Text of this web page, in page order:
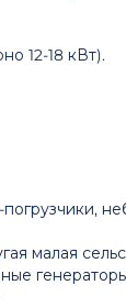
12-18 кВт).
малая